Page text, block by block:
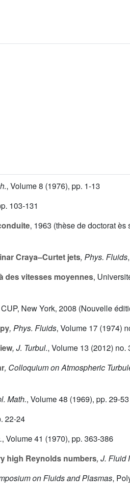
, Volume 8 (1976), pp. 1-13
103-131
, 1963 (thèse de doctorat
Craya–Curtet jets, Phys. Fluids
des vitesses moyennes,
New York, 2008 (Nouvelle
, Phys. Fluids, Volume 17 (1974)
, J. Turbul., Volume 13 (2012) no.
, Colloquium on Atmospheric
Math., Volume 48 (1969), pp. 29-53
22-24
, Volume 41 (1970), pp. 363-386
high Reynolds numbers, J. Fluid
on Fluids and Plasmas,